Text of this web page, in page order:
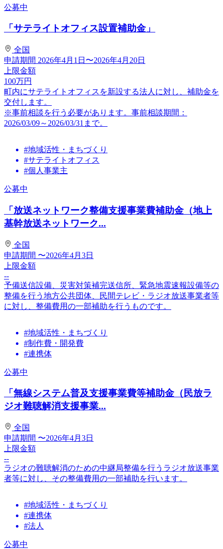
公募中
「サテライトオフィス設置補助金」
全国
申請期間 2026年4月1日〜2026年4月20日
上限金額
100万円
町内にサテライトオフィスを新設する法人に対し、補助金を
交付します。
※事前相談を行う必要があります。事前相談期間：
2026/03/09～2026/03/31まで。
#地域活性・まちづくり
#サテライトオフィス
#個人事業主
公募中
「放送ネットワーク整備支援事業費補助金（地上
基幹放送ネットワーク...
全国
申請期間 〜2026年4月3日
上限金額
--
予備送信設備、災害対策補完送信所、緊急地震速報設備等の
整備を行う地方公共団体、民間テレビ・ラジオ放送事業者等
に対し、整備費用の一部補助を行うものです。
#地域活性・まちづくり
#制作費・開発費
#連携体
公募中
「無線システム普及支援事業費等補助金（民放ラ
ジオ難聴解消支援事業...
全国
申請期間 〜2026年4月3日
上限金額
--
ラジオの難聴解消のための中継局整備を行うラジオ放送事業
者等に対し、その整備費用の一部補助を行います。
#地域活性・まちづくり
#連携体
#法人
公募中